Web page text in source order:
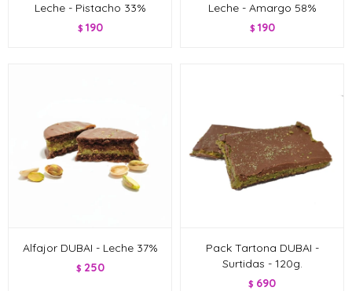
Leche - Pistacho 33%
$ 190
Leche - Amargo 58%
$ 190
Alfajor DUBAI - Leche 37%
$ 250
Pack Tartona DUBAI -
Surtidas - 120g.
$ 690